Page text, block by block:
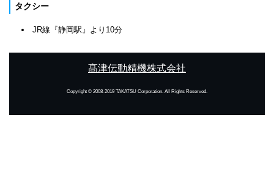
タクシー
JR線『静岡駅』より10分
髙津伝動精機株式会社
Copyright © 2008-2019 TAKATSU Corporation. All Rights Reserved.